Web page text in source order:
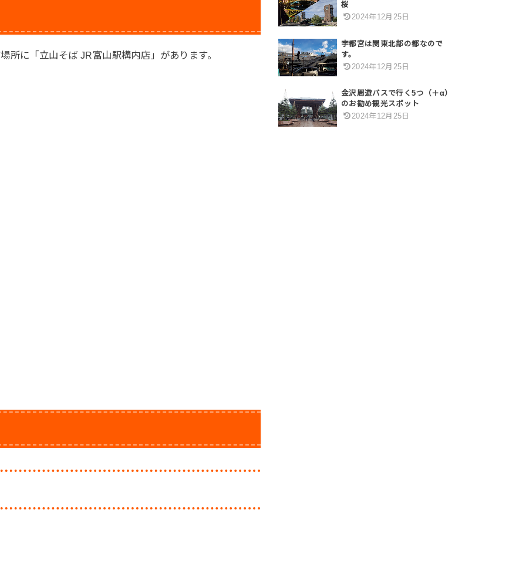
所に「立山そば JR富山駅構内店」があります。
桜
2024年12月25日
宇都宮は関東北部の都なので
す。
2024年12月25日
金沢周遊バスで行く5つ（＋α）
のお勧め観光スポット
2024年12月25日